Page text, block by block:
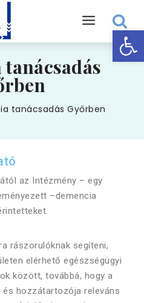
tanácsadás Győrben
az Intézmény – egy
–demencia
rászorulóknak segíteni,
elérhető egészségügyi
között, továbbá, hogy a
hozzátartozója releváns